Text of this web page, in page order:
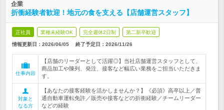
企業
折衝経験者歓迎！地元の食を支える【店舗運営スタッフ】
正社員 業種未経験OK 完全週休2日制 第二新卒歓迎
情報更新日：2026/06/05 終了予定日： 2026/11/26
仕事内容
【店舗のリーダーとして活躍◎】当社店舗運営スタッフとして、
商品加工や陳列、発注、接客など幅広い業務をご担当いただきま
す。
対象と
なる方
【あなたの接客経験を活かしませんか？】《必須》高卒以上／普
通自動車運転免許／販売や接客などの折衝経験／チームリーダー
などの経験